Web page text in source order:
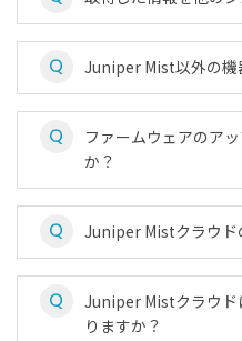
Juniper Mist以外の機
ファームウェアのア
か？
Juniper Mistクラウド
Juniper Mistクラウド
りますか？